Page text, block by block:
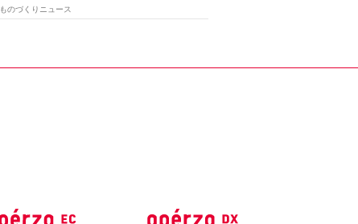
ものづくりニュース